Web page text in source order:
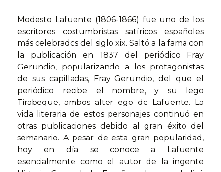
Modesto Lafuente (1806-1866) fue uno de los
escritores costumbristas satíricos españoles
más celebrados del siglo xix. Saltó a la fama con
la publicación en 1837 del periódico Fray
Gerundio, popularizando a los protagonistas
de sus capilladas, Fray Gerundio, del que el
periódico recibe el nombre, y su lego
Tirabeque, ambos alter ego de Lafuente. La
vida literaria de estos personajes continuó en
otras publicaciones debido al gran éxito del
semanario. A pesar de esta gran popularidad,
hoy en día se conoce a Lafuente
esencialmente como el autor de la ingente